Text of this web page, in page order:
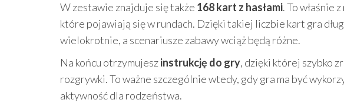
W zestawie znajduje się także 168 kart z hasłami. To właśnie
które pojawiają się w rundach. Dzięki takiej liczbie kart gra
wielokrotnie, a scenariusze zabawy wciąż będą różne.
Na końcu otrzymujeszinstrukcję do gry, dzięki której szybko
rozgrywki. To ważne szczególnie wtedy, gdy gra ma być
aktywność dla rodzeństwa.